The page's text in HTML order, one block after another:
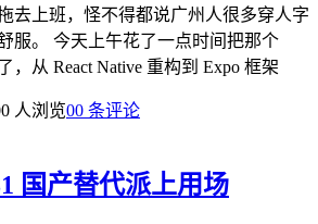
去上班，怪不得都说广州人很多穿人字
服。 今天上午花了一点时间把那个
，从 React Native 重构到 Expo 框架
0 人浏览00 条评论
国产替代派上用场